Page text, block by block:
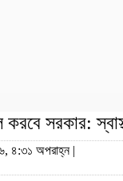
সরকার:
৪:৩১ অপরাহ্ন |